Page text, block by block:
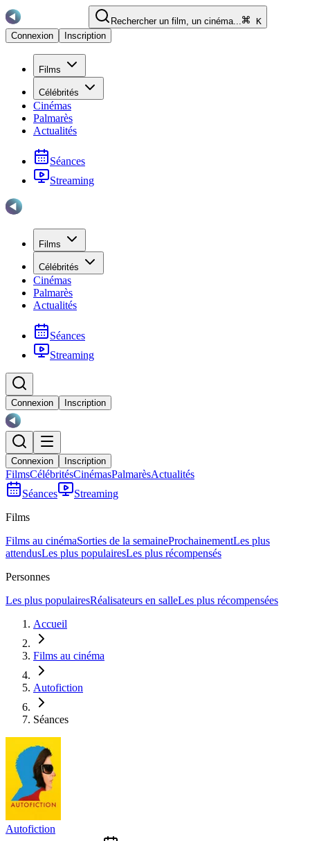
Rechercher un film, un cinéma...
K
Connexion
Inscription
Films
Célébrités
Cinémas
Palmarès
Actualités
Séances
Streaming
Films
Célébrités
Cinémas
Palmarès
Actualités
Séances
Streaming
Connexion Inscription
Connexion Inscription
FilmsCélébritésCinémasPalmarèsActualités
Séances
Streaming
Films
Films au cinémaSorties de la semaineProchainementLes plus
attendusLes plus populairesLes plus récompensés
Personnes
Les plus populairesRéalisateurs en salleLes plus récompensées
Accueil
Films au cinéma
Autofiction
Séances
Autofiction